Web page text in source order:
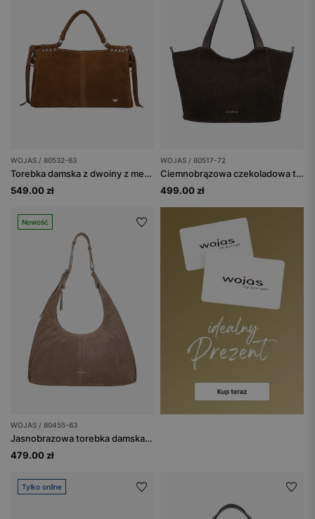
WOJAS / 80532-63
Torebka damska z dwoiny z metalowymi nitami przy uchwytach
549.00 zł
WOJAS / 80517-72
Ciemnobrązowa czekoladowa torebka damska z dwoiny
499.00 zł
Nowość
WOJAS / 80455-63
Jasnobrazowa torebka damska hobo
479.00 zł
Tylko online